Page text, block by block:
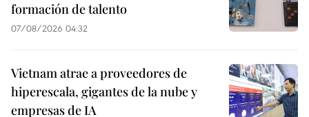
formación de talento
07/08/2026 04:32
Vietnam atrae a proveedores de
hiperescala, gigantes de la nube y
empresas de IA